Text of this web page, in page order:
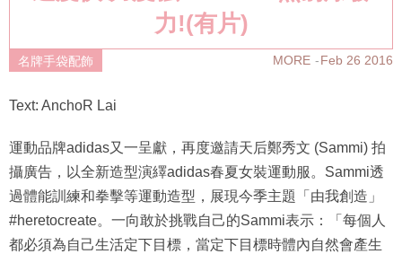
力!(有片)
名牌手袋配飾 MORE Feb 26 2016
Text: AnchoR Lai
運動品牌adidas又一呈獻，再度邀請天后鄭秀文 (Sammi) 拍
攝廣告，以全新造型演繹adidas春夏女裝運動服。Sammi透
過體能訓練和拳擊等運動造型，展現今季主題「由我創造」
#heretocreate。一向敢於挑戰自己的Sammi表示：「每個人
都必須為自己生活定下目標，當定下目標時體內自然會產生